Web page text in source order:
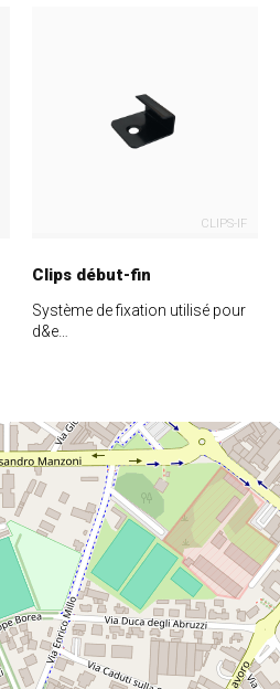
CLIPS-IF
Clips début-fin
Système de fixation utilisé pour
d&e…